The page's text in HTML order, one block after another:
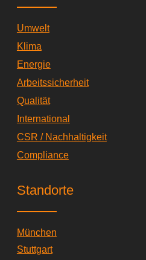
d
i
n
Umwelt
Klima
Energie
Arbeitssicherheit
Qualität
International
CSR / Nachhaltigkeit
Compliance
Standorte
München
Stuttgart